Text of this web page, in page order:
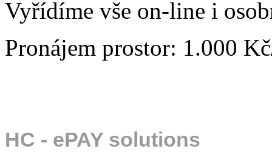
Vyřídíme vše on-line i
Pronájem prostor: 1.000
HC - ePAY solutions